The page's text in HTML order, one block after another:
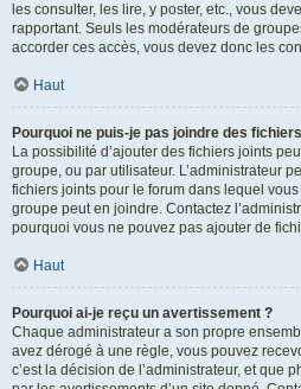
les consulter, les lire, y poster, etc., vous
rapportant. Seuls les modérateurs de
accorder ces accès, vous devez donc les
Haut
Pourquoi ne puis-je pas joindre des
La possibilité d’ajouter des fichiers joints
groupe, ou par utilisateur. L’administrateur
fichiers joints pour le forum dans lequel
groupe peut en joindre. Contactez
pourquoi vous ne pouvez pas ajouter de
Haut
Pourquoi ai-je reçu un avertissement ?
Chaque administrateur a son propre
avez dérogé à une règle, vous pouvez
c’est la décision de l’administrateur, et que